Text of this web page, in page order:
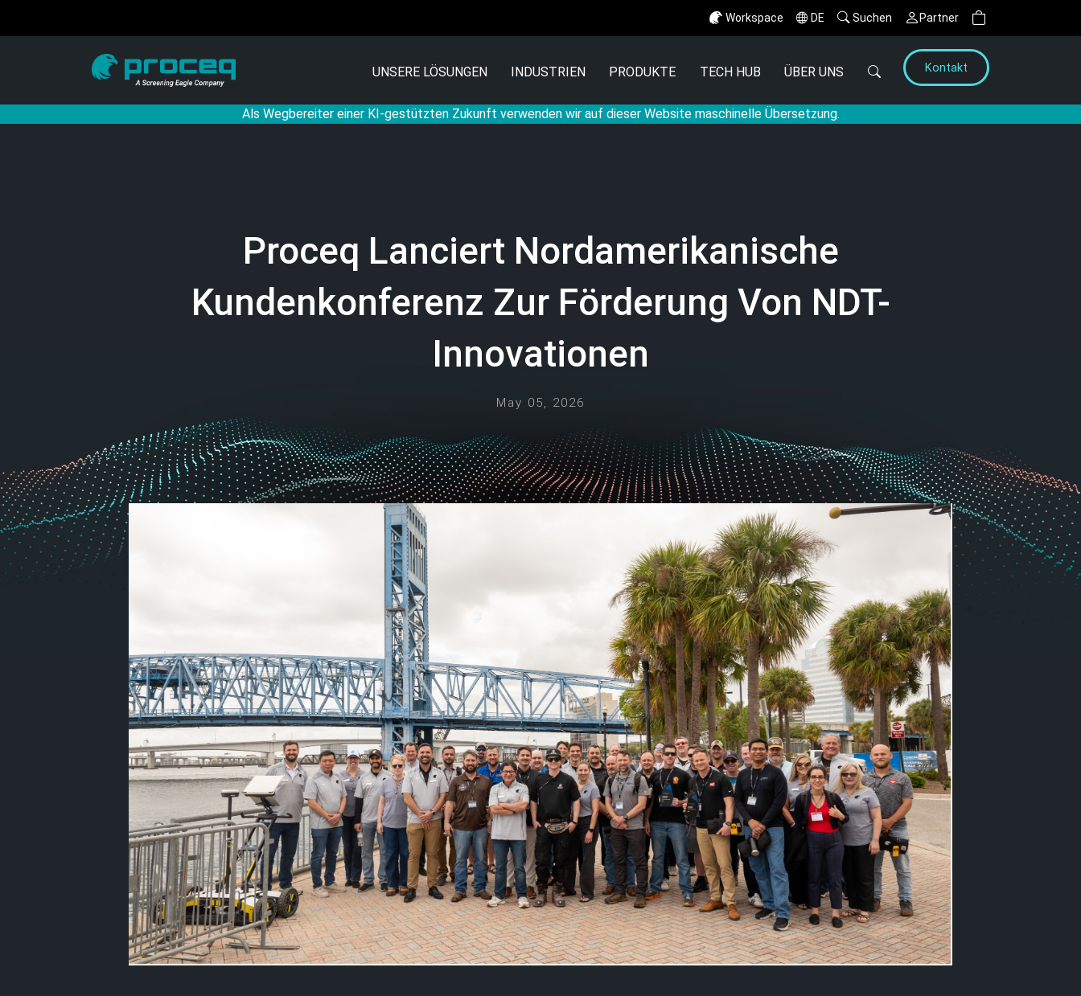
Workspace DE Suchen Partner
Als Wegbereiter einer KI-gestützten Zukunft verwenden wir auf dieser Website maschinelle Übersetzung.
UNSERE LÖSUNGEN INDUSTRIEN PRODUKTE TECH HUB ÜBER UNS Kontakt
Proceq Lanciert Nordamerikanische
Kundenkonferenz Zur Förderung Von NDT-
Innovationen
May 05, 2026